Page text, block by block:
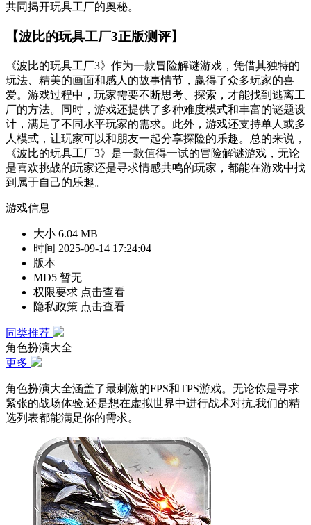
共同揭开玩具工厂的奥秘。
【波比的玩具工厂3正版测评】
《波比的玩具工厂3》作为一款冒险解谜游戏，凭借其独特的
玩法、精美的画面和感人的故事情节，赢得了众多玩家的喜
爱。游戏过程中，玩家需要不断思考、探索，才能找到逃离工
厂的方法。同时，游戏还提供了多种难度模式和丰富的谜题设
计，满足了不同水平玩家的需求。此外，游戏还支持单人或多
人模式，让玩家可以和朋友一起分享探险的乐趣。总的来说，
《波比的玩具工厂3》是一款值得一试的冒险解谜游戏，无论
是喜欢挑战的玩家还是寻求情感共鸣的玩家，都能在游戏中找
到属于自己的乐趣。
游戏信息
大小 6.04 MB
时间 2025-09-14 17:24:04
版本
MD5 暂无
权限要求 点击查看
隐私政策 点击查看
同类推荐
角色扮演大全
更多
角色扮演大全涵盖了最刺激的FPS和TPS游戏。无论你是寻求
紧张的战场体验,还是想在虚拟世界中进行战术对抗,我们的精
选列表都能满足你的需求。